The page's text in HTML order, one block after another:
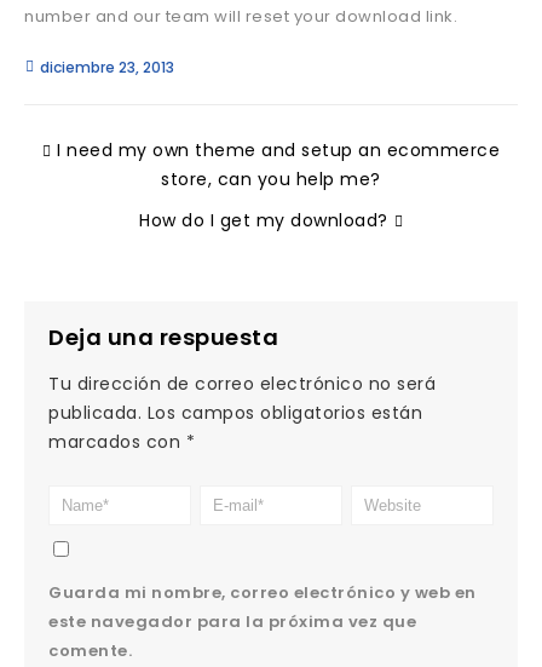
number and our team will reset your download link.
diciembre 23, 2013
I need my own theme and setup an ecommerce
store, can you help me?
How do I get my download?
Deja una respuesta
Tu dirección de correo electrónico no será
publicada. Los campos obligatorios están
marcados con *
Guarda mi nombre, correo electrónico y web en
este navegador para la próxima vez que
comente.